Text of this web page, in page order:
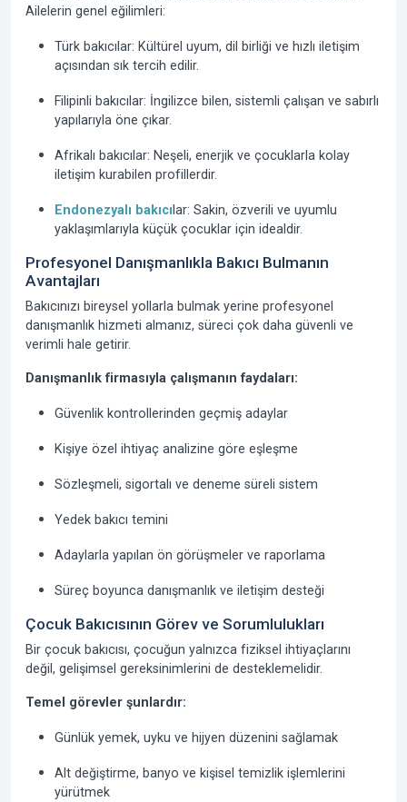
Ailelerin genel eğilimleri:
Türk bakıcılar: Kültürel uyum, dil birliği ve hızlı iletişim
açısından sık tercih edilir.
Filipinli bakıcılar: İngilizce bilen, sistemli çalışan ve sabırlı
yapılarıyla öne çıkar.
Afrikalı bakıcılar: Neşeli, enerjik ve çocuklarla kolay
iletişim kurabilen profillerdir.
Endonezyalı bakıcı lar: Sakin, özverili ve uyumlu
yaklaşımlarıyla küçük çocuklar için idealdir.
Profesyonel Danışmanlıkla Bakıcı Bulmanın
Avantajları
Bakıcınızı bireysel yollarla bulmak yerine profesyonel
danışmanlık hizmeti almanız, süreci çok daha güvenli ve
verimli hale getirir.
Danışmanlık firmasıyla çalışmanın faydaları:
Güvenlik kontrollerinden geçmiş adaylar
Kişiye özel ihtiyaç analizine göre eşleşme
Sözleşmeli, sigortalı ve deneme süreli sistem
Yedek bakıcı temini
Adaylarla yapılan ön görüşmeler ve raporlama
Süreç boyunca danışmanlık ve iletişim desteği
Çocuk Bakıcısının Görev ve Sorumlulukları
Bir çocuk bakıcısı, çocuğun yalnızca fiziksel ihtiyaçlarını
değil, gelişimsel gereksinimlerini de desteklemelidir.
Temel görevler şunlardır:
Günlük yemek, uyku ve hijyen düzenini sağlamak
Alt değiştirme, banyo ve kişisel temizlik işlemlerini
yürütmek